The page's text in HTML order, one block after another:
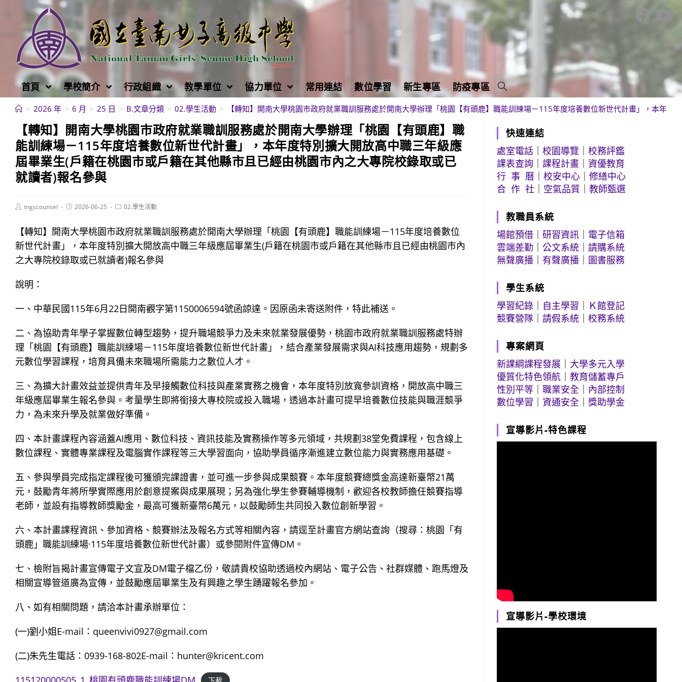
首頁 學校簡介 行政組織 教學單位 協力單位 常用連結 數位學習 新生專區 防疫專區
> 2026 年 > 6 月 > 25 日 > B.文章分類 > 02.學生活動 > 【轉知】開南大學桃園市政府就業職訓服務處於開南大學辦理「桃園【有頭鹿】職能訓練場－115年度培養數位新世代計畫」，本年
【轉知】開南大學桃園市政府就業職訓服務處於開南大學辦理「桃園【有頭鹿】職
能訓練場－115年度培養數位新世代計畫」，本年度特別擴大開放高中職三年級應
屆畢業生(戶籍在桃園市或戶籍在其他縣市且已經由桃園市內之大專院校錄取或已
就讀者)報名參與
Posttngscounsel
Post2026-06-25
Post02.學生活動
【轉知】開南大學桃園市政府就業職訓服務處於開南大學辦理「桃園【有頭鹿】職能訓練場－115年度培養數位
新世代計畫」，本年度特別擴大開放高中職三年級應屆畢業生(戶籍在桃園市或戶籍在其他縣市且已經由桃園市內
之大專院校錄取或已就讀者)報名參與
說明：
一、中華民國115年6月22日開南觀字第1150006594號函諒達。因原函未寄送附件，特此補送。
二、為協助青年學子掌握數位轉型趨勢，提升職場競爭力及未來就業發展優勢，桃園市政府就業職訓服務處特辦
理「桃園【有頭鹿】職能訓練場－115年度培養數位新世代計畫」，結合產業發展需求與AI科技應用趨勢，規劃多
元數位學習課程，培育具備未來職場所需能力之數位人才。
三、為擴大計畫效益並提供青年及早接觸數位科技與產業實務之機會，本年度特別放寬參訓資格，開放高中職三
年級應屆畢業生報名參與。考量學生即將銜接大專校院或投入職場，透過本計畫可提早培養數位技能與職涯競爭
力，為未來升學及就業做好準備。
四、本計畫課程內容涵蓋AI應用、數位科技、資訊技能及實務操作等多元領域，共規劃38堂免費課程，包含線上
數位課程、實體專業課程及電腦實作課程等三大學習面向，協助學員循序漸進建立數位能力與實務應用基礎。
五、參與學員完成指定課程後可獲頒完課證書，並可進一步參與成果競賽。本年度競賽總獎金高達新臺幣21萬
元，鼓勵青年將所學實際應用於創意提案與成果展現；另為強化學生參賽輔導機制，歡迎各校教師擔任競賽指導
老師，並設有指導教師獎勵金，最高可獲新臺幣6萬元，以鼓勵師生共同投入數位創新學習。
六、本計畫課程資訊、參加資格、競賽辦法及報名方式等相關內容，請逕至計畫官方網站查詢（搜尋：桃園「有
頭鹿」職能訓練場·115年度培養數位新世代計畫）或參閱附件宣傳DM。
七、檢附旨揭計畫宣傳電子文宣及DM電子檔乙份，敬請貴校協助透過校內網站、電子公告、社群媒體、跑馬燈及
相關宣導管道廣為宣傳，並鼓勵應屆畢業生及有興趣之學生踴躍報名參加。
八、如有相關問題，請洽本計畫承辦單位：
(一)劉小姐E-mail：queenvivi0927@gmail.com
(二)朱先生電話：0939-168-802E-mail：hunter@kricent.com
快速連結
處室電話 ｜校園導覽 ｜校務評鑑
課表查詢 ｜課程計畫 ｜資優教育
行 事 曆 ｜校安中心 ｜修繕中心
合 作 社
空氣品質 ｜教師甄選
教職員系統
場館預借 ｜研習資訊
電子信箱
雲端差勤 ｜公文系統 ｜請購系統
無聲廣播
有聲廣播 圖書服務
學生系統
學習紀錄
自主學習
Ｋ館登記
競賽營隊 ｜請假系統 ｜校務系統
專案網頁
新課綱課程發展
大學多元入學
優質化特色領航 ｜教育儲蓄專戶
性別平等 ｜職業安全
內部控制
數位學習 ｜資通安全 ｜獎助學金
宣導影片-特色課程
宣導影片-學校環境